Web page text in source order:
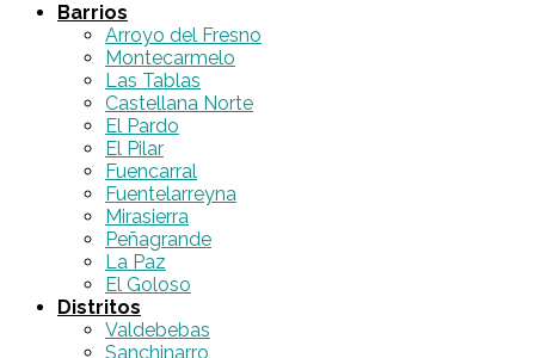
Barrios
Arroyo del Fresno
Montecarmelo
Las Tablas
Castellana Norte
El Pardo
El Pilar
Fuencarral
Fuentelarreyna
Mirasierra
Peñagrande
La Paz
El Goloso
Distritos
Valdebebas
Sanchinarro